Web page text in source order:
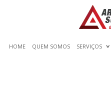
HOME QUEM SOMOS SERVIÇOS